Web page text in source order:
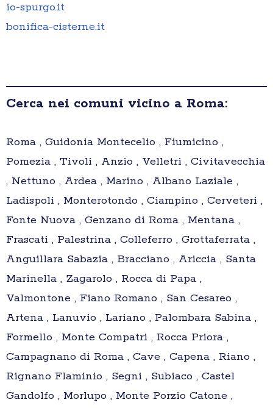
io-spurgo.it
bonifica-cisterne.it
Cerca nei comuni vicino a Roma:
Roma , Guidonia Montecelio , Fiumicino ,
Pomezia , Tivoli , Anzio , Velletri , Civitavecchia
, Nettuno , Ardea , Marino , Albano Laziale ,
Ladispoli , Monterotondo , Ciampino , Cerveteri ,
Fonte Nuova , Genzano di Roma , Mentana ,
Frascati , Palestrina , Colleferro , Grottaferrata ,
Anguillara Sabazia , Bracciano , Ariccia , Santa
Marinella , Zagarolo , Rocca di Papa ,
Valmontone , Fiano Romano , San Cesareo ,
Artena , Lanuvio , Lariano , Palombara Sabina ,
Formello , Monte Compatri , Rocca Priora ,
Campagnano di Roma , Cave , Capena , Riano ,
Rignano Flaminio , Segni , Subiaco , Castel
Gandolfo , Morlupo , Monte Porzio Catone ,